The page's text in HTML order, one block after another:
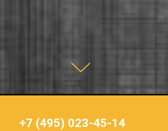
+7 (495) 023-45-14